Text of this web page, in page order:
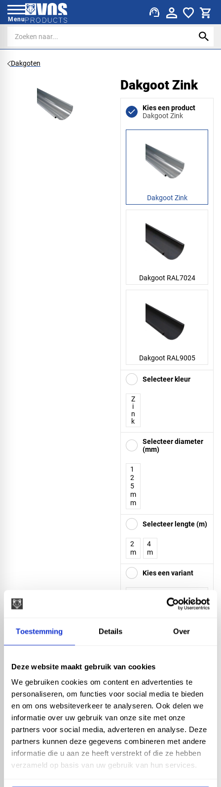
Toestemming Details Over
Deze website maakt gebruik van cookies
We gebruiken cookies om content en advertenties te
personaliseren, om functies voor social media te bieden
en om ons websiteverkeer te analyseren. Ook delen we
informatie over uw gebruik van onze site met onze
partners voor social media, adverteren en analyse. Deze
partners kunnen deze gegevens combineren met andere
informatie die u aan ze heeft verstrekt of die ze hebben
verzameld op basis van uw gebruik van hun services.
Menu support_agent
Dakgoten
Dakgoot Zink
Kies een product
Dakgoot Zink
Dakgoot Zink
Dakgoot RAL7024
Dakgoot RAL9005
Selecteer kleur
Z
i
n
k
Selecteer diameter
(mm)
1
2
5
m
m
Selecteer lengte (m)
2
m
4
m
Kies een variant
125mm - 2 meter - Zink
RedFox® dakgoot staal
125mm - 4 meter - Zink